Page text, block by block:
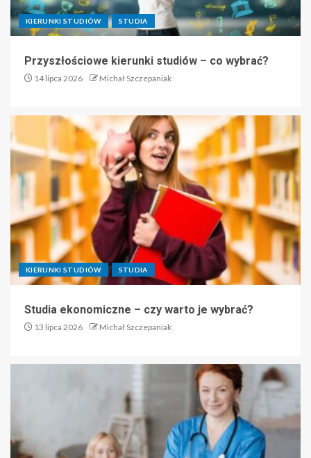
KIERUNKI STUDIÓW STUDIA
Przyszłościowe kierunki studiów – co wybrać?
14 lipca 2026 Michał Szczepaniak
KIERUNKI STUDIÓW STUDIA
Studia ekonomiczne – czy warto je wybrać?
13 lipca 2026 Michał Szczepaniak